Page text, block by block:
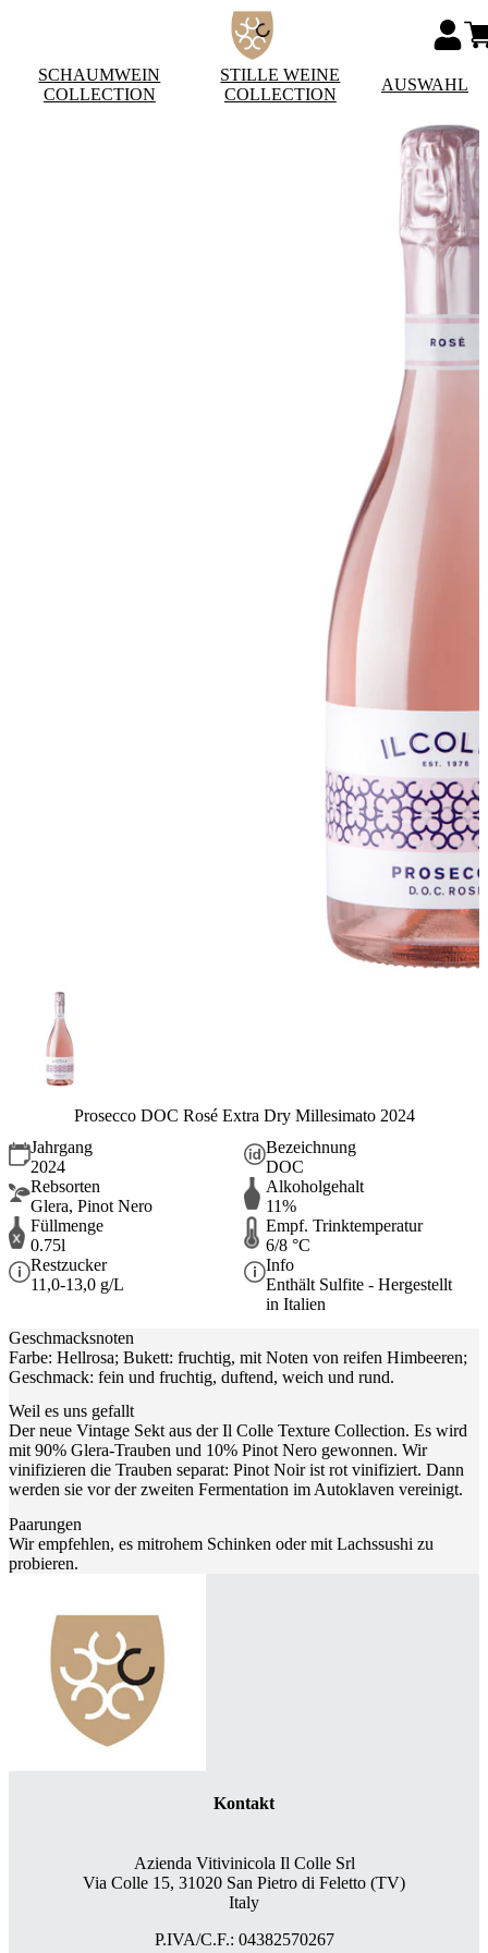
SCHAUMWEIN
COLLECTION
STILLE WEINE
COLLECTION
AUSWAHL
Prosecco DOC Rosé Extra Dry Millesimato 2024
Jahrgang
2024
Bezeichnung
DOC
Rebsorten
Glera, Pinot Nero
Alkoholgehalt
11%
Füllmenge
0.75l
Empf. Trinktemperatur
6/8 °C
Restzucker
11,0-13,0 g/L
Info
Enthält Sulfite - Hergestellt
in Italien
Geschmacksnoten
Farbe: Hellrosa; Bukett: fruchtig, mit Noten von reifen Himbeeren;
Geschmack: fein und fruchtig, duftend, weich und rund.
Weil es uns gefallt
Der neue Vintage Sekt aus der Il Colle Texture Collection. Es wird
mit 90% Glera-Trauben und 10% Pinot Nero gewonnen. Wir
vinifizieren die Trauben separat: Pinot Noir ist rot vinifiziert. Dann
werden sie vor der zweiten Fermentation im Autoklaven vereinigt.
Paarungen
Wir empfehlen, es mitrohem Schinken oder mit Lachssushi zu
probieren.
Kontakt
Azienda Vitivinicola Il Colle Srl
Via Colle 15, 31020 San Pietro di Feletto (TV)
Italy
P.IVA/C.F.: 04382570267